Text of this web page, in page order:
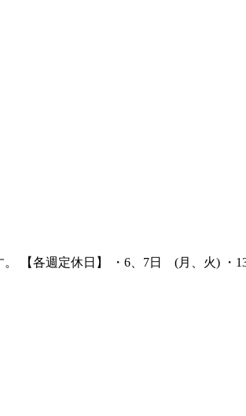
。 【各週定休日】 ・6、7日 (月、火) ・